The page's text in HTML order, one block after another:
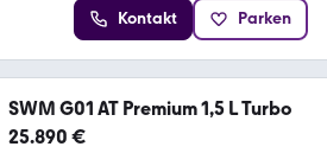
Kontakt Parken
SWM G01 AT Premium 1,5 L Turbo
25.890 €